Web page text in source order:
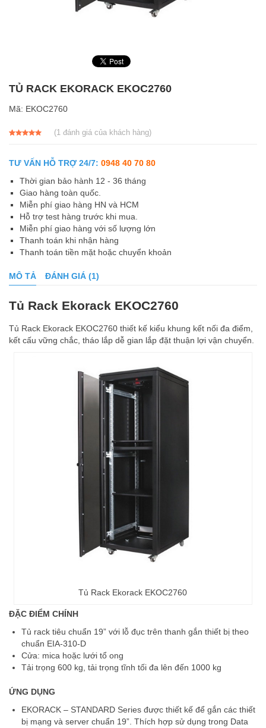
TỦ RACK EKORACK EKOC2760
Mã: EKOC2760
đánh giá
(1đánh giá của khách hàng)
TƯ VẤN HỖ TRỢ 24/7: 0948 40 70 80
Thời gian bảo hành 12 - 36 tháng
Giao hàng toàn quốc.
Miễn phí giao hàng HN và HCM
Hỗ trợ test hàng trước khi mua.
Miễn phí giao hàng với số lượng lớn
Thanh toán khi nhận hàng
Thanh toán tiền mặt hoặc chuyển khoản
MÔ TẢ ĐÁNH GIÁ (1)
Tủ Rack Ekorack EKOC2760
Tủ Rack Ekorack EKOC2760 thiết kế kiểu khung kết nối đa điểm,
kết cấu vững chắc, tháo lắp dễ gian lắp đặt thuận lợi vận chuyển.
Tủ Rack Ekorack EKOC2760
ĐẶC ĐIỂM CHÍNH
Tủ rack tiêu chuẩn 19” với lỗ đục trên thanh gắn thiết bị theo
chuẩn EIA-310-D
Cửa: mica hoặc lưới tổ ong
Tải trọng 600 kg, tải trọng tĩnh tối đa lên đến 1000 kg
ỨNG DỤNG
EKORACK – STANDARD Series được thiết kế để gắn các thiết
bị mạng và server chuẩn 19”. Thích hợp sử dụng trong Data